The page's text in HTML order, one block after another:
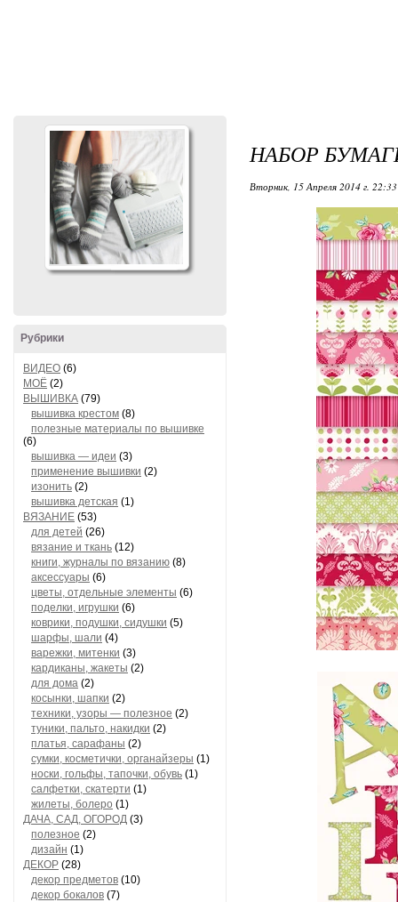
Рубрики
ВИДЕО (6)
МОЁ (2)
ВЫШИВКА (79)
вышивка крестом (8)
полезные материалы по вышивке
(6)
вышивка — идеи (3)
применение вышивки (2)
изонить (2)
вышивка детская (1)
ВЯЗАНИЕ (53)
для детей (26)
вязание и ткань (12)
книги, журналы по вязанию (8)
аксессуары (6)
цветы, отдельные элементы (6)
поделки, игрушки (6)
коврики, подушки, сидушки (5)
шарфы, шали (4)
варежки, митенки (3)
кардиканы, жакеты (2)
для дома (2)
косынки, шапки (2)
техники, узоры — полезное (2)
туники, пальто, накидки (2)
платья, сарафаны (2)
сумки, косметички, органайзеры (1)
носки, гольфы, тапочки, обувь (1)
салфетки, скатерти (1)
жилеты, болеро (1)
ДАЧА, САД, ОГОРОД (3)
полезное (2)
дизайн (1)
ДЕКОР (28)
декор предметов (10)
декор бокалов (7)
НАБОР
Вторник, 15 Апреля 2014 г. 22:33